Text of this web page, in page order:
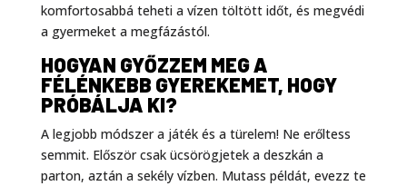
komfortosabbá teheti a vízen töltött időt, és megvédi
a gyermeket a megfázástól.
HOGYAN GYŐZZEM MEG A
FÉLÉNKEBB GYEREKEMET, HOGY
PRÓBÁLJA KI?
A legjobb módszer a játék és a türelem! Ne erőltess
semmit. Először csak ücsörögjetek a deszkán a
parton, aztán a sekély vízben. Mutass példát, evezz te